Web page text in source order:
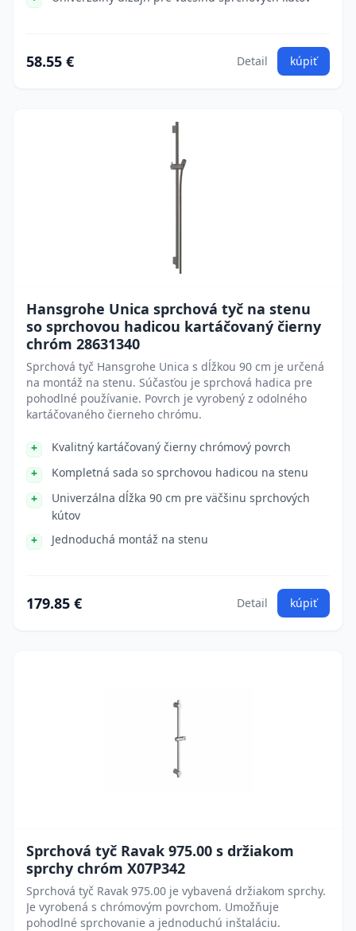
58.55 € Detail kúpiť
Hansgrohe Unica sprchová tyč na stenu
so sprchovou hadicou kartáčovaný čierny
chróm 28631340
Sprchová tyč Hansgrohe Unica s dĺžkou 90 cm je určená
na montáž na stenu. Súčasťou je sprchová hadica pre
pohodlné používanie. Povrch je vyrobený z odolného
kartáčovaného čierneho chrómu.
Kvalitný kartáčovaný čierny chrómový povrch
Kompletná sada so sprchovou hadicou na stenu
Univerzálna dĺžka 90 cm pre väčšinu sprchových
kútov
Jednoduchá montáž na stenu
179.85 € Detail kúpiť
Sprchová tyč Ravak 975.00 s držiakom
sprchy chróm X07P342
Sprchová tyč Ravak 975.00 je vybavená držiakom sprchy.
Je vyrobená s chrómovým povrchom. Umožňuje
pohodlné sprchovanie a jednoduchú inštaláciu.